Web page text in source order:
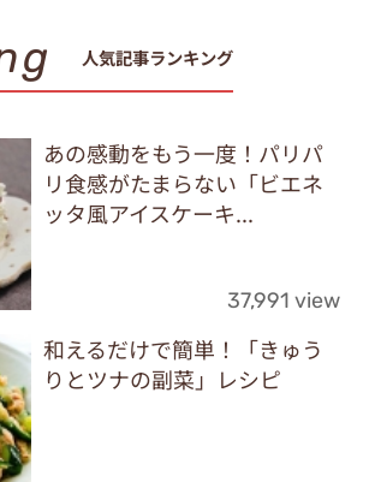
人気記事ランキング
あの感動をもう一度！パリパ
リ食感がたまらない「ビエネ
ッタ風アイスケーキ...
37,991 view
和えるだけで簡単！「きゅう
りとツナの副菜」レシピ